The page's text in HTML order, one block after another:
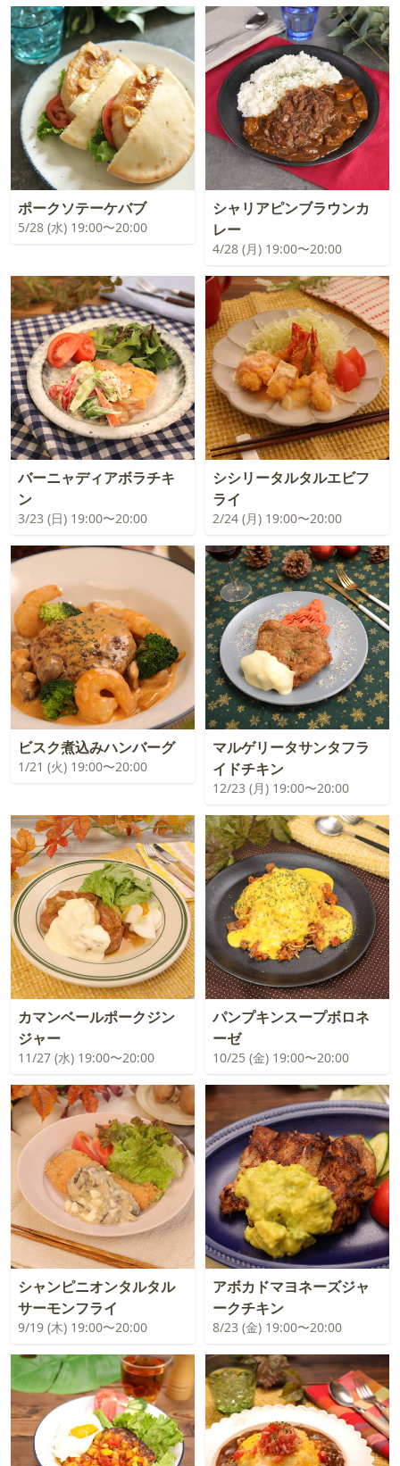
ポークソテーケバブ
5/28 (水) 19:00〜20:00
シャリアピンブラウンカ
レー
4/28 (月) 19:00〜20:00
バーニャディアボラチキ
ン
3/23 (日) 19:00〜20:00
シシリータルタルエビフ
ライ
2/24 (月) 19:00〜20:00
ビスク煮込みハンバーグ
1/21 (火) 19:00〜20:00
マルゲリータサンタフラ
イドチキン
12/23 (月) 19:00〜20:00
カマンベールポークジン
ジャー
11/27 (水) 19:00〜20:00
パンプキンスープボロネ
ーゼ
10/25 (金) 19:00〜20:00
シャンピニオンタルタル
サーモンフライ
9/19 (木) 19:00〜20:00
アボカドマヨネーズジャ
ークチキン
8/23 (金) 19:00〜20:00